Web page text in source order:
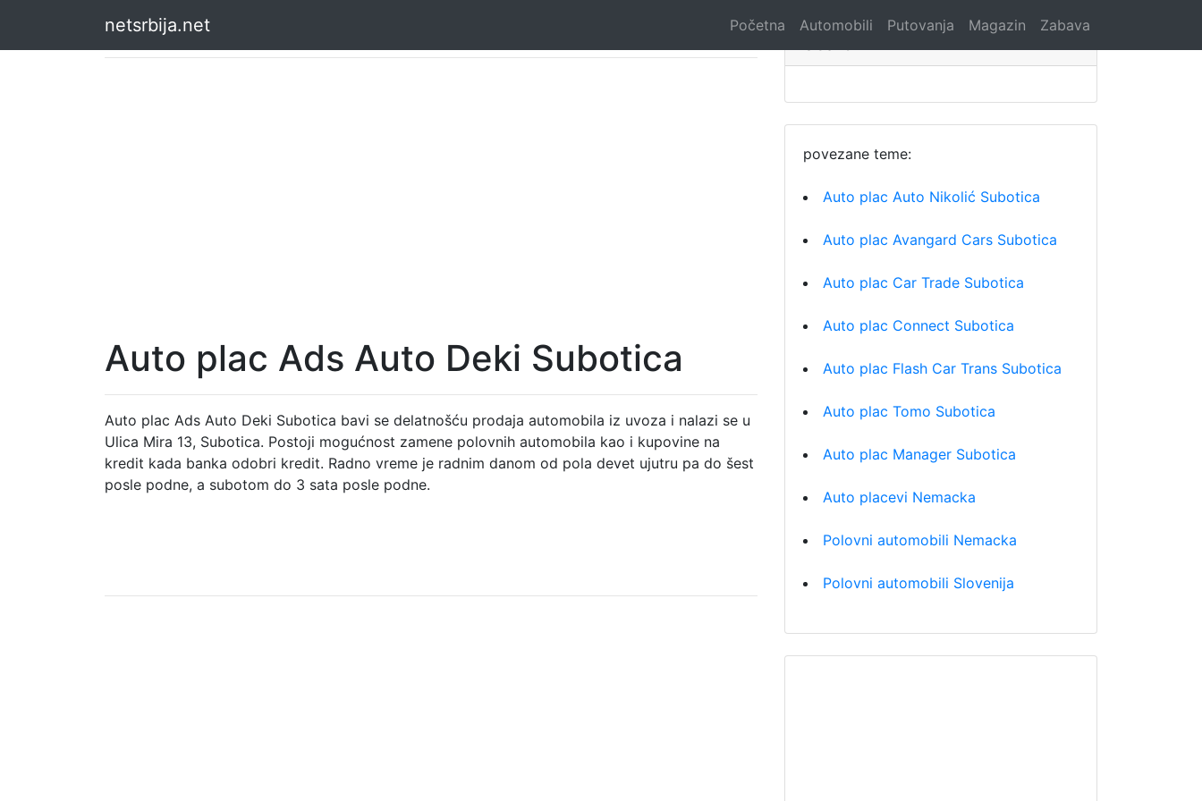
netsrbija.net Početna Automobili Putovanja Magazin Zabava
Auto plac Ads Auto Deki Subotica
Auto plac Ads Auto Deki Subotica bavi se delatnošću prodaja automobila iz uvoza i nalazi se u
Ulica Mira 13, Subotica. Postoji mogućnost zamene polovnih automobila kao i kupovine na
kredit kada banka odobri kredit. Radno vreme je radnim danom od pola devet ujutru pa do šest
posle podne, a subotom do 3 sata posle podne.
povezane teme:
Auto plac Auto Nikolić Subotica
Auto plac Avangard Cars Subotica
Auto plac Car Trade Subotica
Auto plac Connect Subotica
Auto plac Flash Car Trans Subotica
Auto plac Tomo Subotica
Auto plac Manager Subotica
Auto placevi Nemacka
Polovni automobili Nemacka
Polovni automobili Slovenija